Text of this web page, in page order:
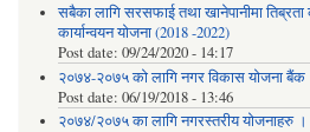
सबैका लागि सरसफाई तथा खानेपानीमा
कार्यान्वयन योजना (2018 -2022)
Post date: 09/24/2020 - 14:17
२०७४-२०७५ को लागि नगर विकास योजना बैंक
Post date: 06/19/2018 - 13:46
२०७४/२०७५ का लागि नगरस्तरीय योजनाहरु